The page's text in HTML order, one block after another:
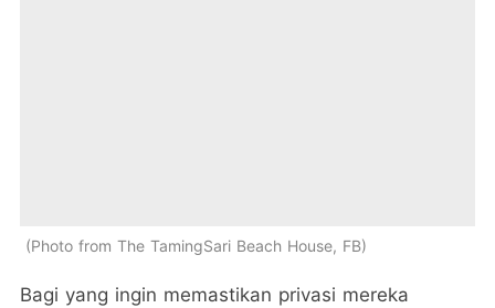
Photo from The TamingSari Beach House, FB
Bagi yang ingin memastikan privasi mereka